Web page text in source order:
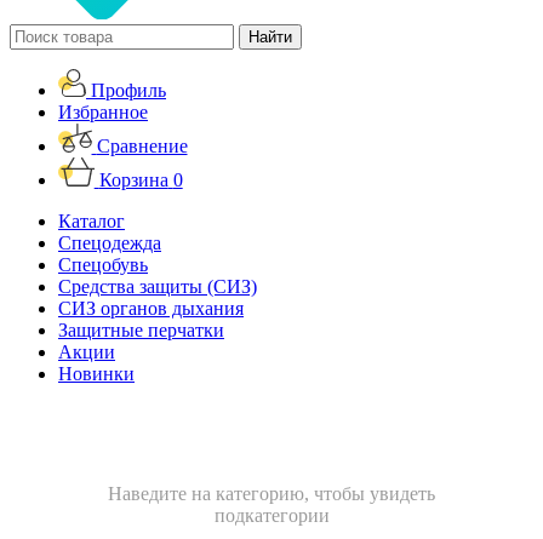
Профиль
Избранное
Сравнение
Корзина 0
Каталог
Спецодежда
Спецобувь
Средства защиты (СИЗ)
СИЗ органов дыхания
Защитные перчатки
Акции
Новинки
Наведите на категорию, чтобы увидеть
подкатегории